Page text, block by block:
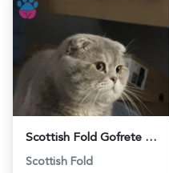
Scottish Fold Gofrete hanım bakıyoruz - 118983003
Scottish Fold